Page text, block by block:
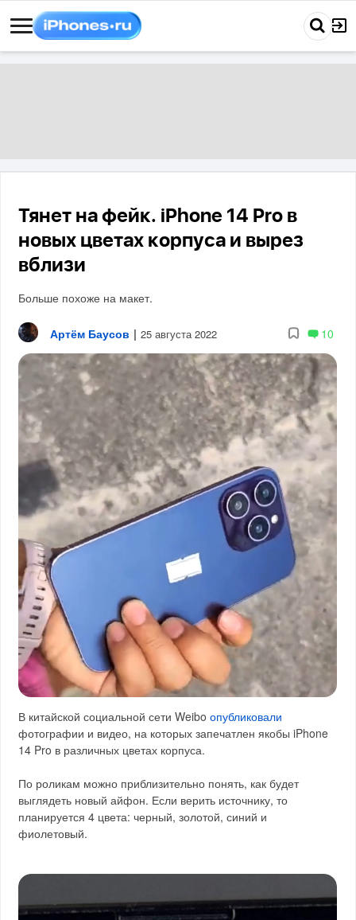
Тянет на фейк. iPhone 14 Pro в
новых цветах корпуса и вырез
вблизи
Больше похоже на макет.
Артём Баусов | 25 августа 2022 10
В китайской социальной сети Weiboопубликовали
фотографии и видео, на которых запечатлен якобы iPhone
14 Pro в различных цветах корпуса.
По роликам можно приблизительно понять, как будет
выглядеть новый айфон. Если верить источнику, то
планируется 4 цвета: черный, золотой, синий и
фиолетовый.